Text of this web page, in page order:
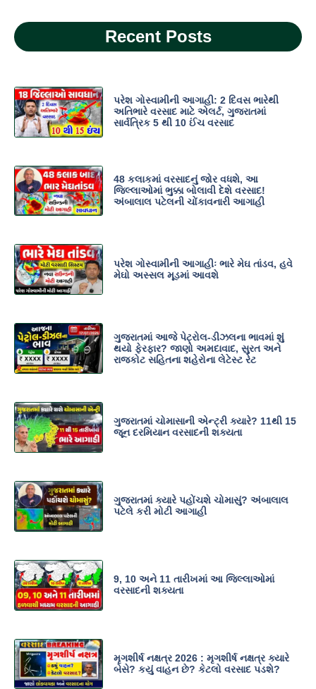
Recent Posts
પરેશ ગોસ્વામીની આગાહી: 2 દિવસ ભારેથી
અતિભારે વરસાદ માટે એલર્ટ, ગુજરાતમાં
સાર્વત્રિક 5 થી 10 ઈંચ વરસાદ
48 કલાકમાં વરસાદનું જોર વધશે, આ
જિલ્લાઓમાં ભુક્કા બોલાવી દેશે વરસાદ!
અંબાલાલ પટેલની ચોંકાવનારી આગાહી
પરેશ ગોસ્વામીની આગાહીઃ ભારે મેઘ તાંડવ, હવે
મેઘો અસ્સલ મૂડમાં આવશે
ગુજરાતમાં આજે પેટ્રોલ-ડીઝલના ભાવમાં શું
થયો ફેરફાર? જાણો અમદાવાદ, સુરત અને
રાજકોટ સહિતના શહેરોના લેટેસ્ટ રેટ
ગુજરાતમાં ચોમાસાની એન્ટ્રી ક્યારે? 11થી 15
જૂન દરમિયાન વરસાદની શક્યતા
ગુજરાતમાં ક્યારે પહોંચશે ચોમાસું? અંબાલાલ
પટેલે કરી મોટી આગાહી
9, 10 અને 11 તારીખમાં આ જિલ્લાઓમાં
વરસાદની શક્યતા
મૃગશીર્ષ નક્ષત્ર 2026 : મૃગશીર્ષ નક્ષત્ર ક્યારે
બેસે? કયું વાહન છે? કેટલો વરસાદ પડશે?